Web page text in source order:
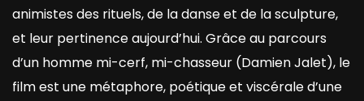
animistes des rituels, de la danse et de la sculpture,
et leur pertinence aujourd’hui. Grâce au parcours
d’un homme mi-cerf, mi-chasseur (Damien Jalet), le
film est une métaphore, poétique et viscérale d’une